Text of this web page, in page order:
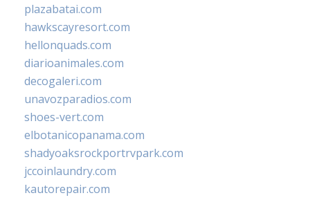
plazabatai.com
hawkscayresort.com
hellonquads.com
diarioanimales.com
decogaleri.com
unavozparadios.com
shoes-vert.com
elbotanicopanama.com
shadyoaksrockportrvpark.com
jccoinlaundry.com
kautorepair.com